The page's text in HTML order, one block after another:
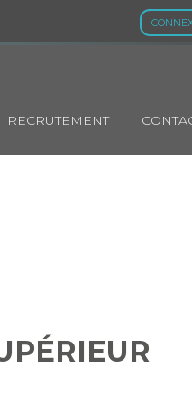
RECRUTEMENT